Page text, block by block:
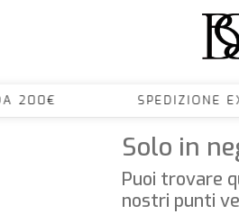
DA 200€
Solo in
Puoi trovare
nostri punti